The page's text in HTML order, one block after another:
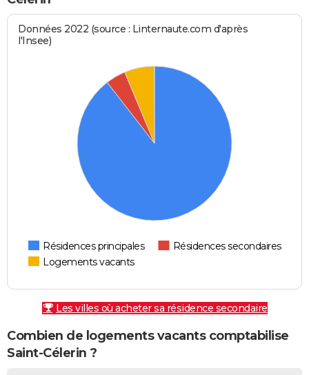
Données 2022 (source : Linternaute.com d'après
l'Insee)
Résidences principales
Résidences secondaires
Logements vacants
Les villes où acheter sa résidence secondaire
Combien de logements vacants comptabilise
Saint-Célerin ?